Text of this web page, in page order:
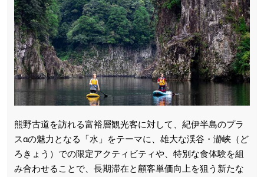
熊野古道を訪れる富裕層観光客に対して、紀伊半島のプラ
スαの魅力となる「水」をテーマに、雄大な渓谷・瀞峡（ど
ろきょう）での限定アクティビティや、特別な食体験を組
み合わせることで、長期滞在と顧客単価向上を狙う新たな